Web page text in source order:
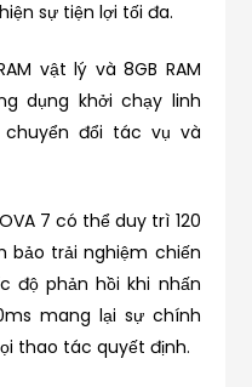
sự tiện lợi tối đa.
vật lý và 8GB RAM
dụng khởi chạy linh
đổi tác vụ và
7 có thể duy trì 120
bảo trải nghiệm chiến
độ phản hồi khi nhấn
mang lại sự chính
thao tác quyết định.